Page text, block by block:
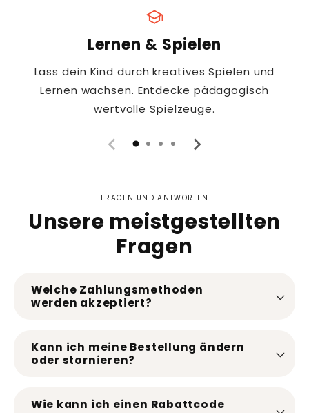
school
Lernen & Spielen
Lass dein Kind durch kreatives Spielen und
Lernen wachsen. Entdecke pädagogisch
wertvolle Spielzeuge.
FRAGEN UND ANTWORTEN
Unsere meistgestellten
Fragen
Welche Zahlungsmethoden
werden akzeptiert?
Kann ich meine Bestellung ändern
oder stornieren?
Wie kann ich einen Rabattcode